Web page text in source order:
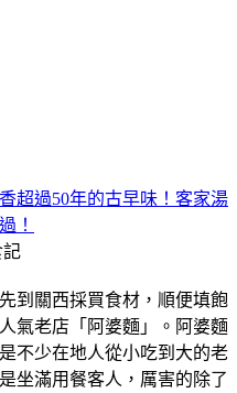
超過50年的古早味！客家湯
！
記
到關西採買食材，順便填飽
氣老店「阿婆麵」。阿婆麵
不少在地人從小吃到大的老
坐滿用餐客人，厲害的除了